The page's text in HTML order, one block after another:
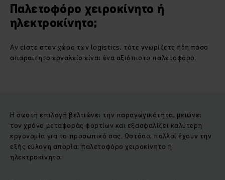
Παλετοφόρο χειροκίνητο ή
ηλεκτροκίνητο;
Αν είστε στον χώρο των logistics, τότε γνωρίζετε ήδη πόσο
απαραίτητο εργαλείο είναι ένα αξιόπιστο παλετοφόρο.
Η σωστή επιλογή βελτιώνει την παραγωγικότητα, μειώνει
τον χρόνο μεταφοράς φορτίων και εξασφαλίζει καλύτερη
εργονομία για το προσωπικό σας. Ωστόσο, πολλοί έχουν την
εξής εύλογη απορία: παλετοφόρο χειροκίνητο ή
ηλεκτροκίνητο;